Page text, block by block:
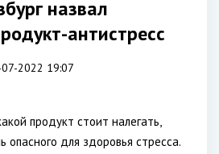
назвал
антистресс
2022 19:07
продукт стоит налегать,
опасного для здоровья стресса.